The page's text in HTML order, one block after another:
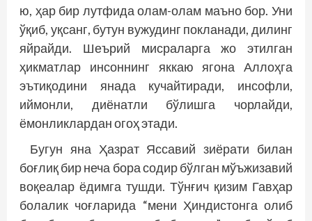
ю, ҳар бир лутфида олам-олам маъно бор. Уни
ўқиб, уқсанг, бутун вужудинг покланади, дилинг
яйрайди. Шеърий мисраларга жо этилган
ҳикматлар инсоннинг яккаю ягона Аллоҳга
эътиқодини янада кучайтиради, инсофли,
иймонли, диёнатли бўлишга чорлайди,
ёмонликлардан огоҳ этади.
Бугун яна Ҳазрат Яссавий зиёрати билан
боғлиқ бир неча бора содир бўлган мўъжизавий
воқеалар ёдимга тушди. Тўнғич қизим Гавҳар
болалик чоғларида “мени Ҳиндистонга олиб